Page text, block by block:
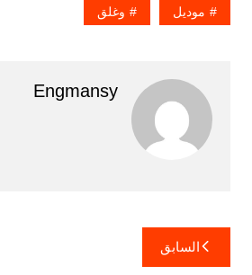
موديل وغلق
Engmansy
تصفّح
المقالات
السابق